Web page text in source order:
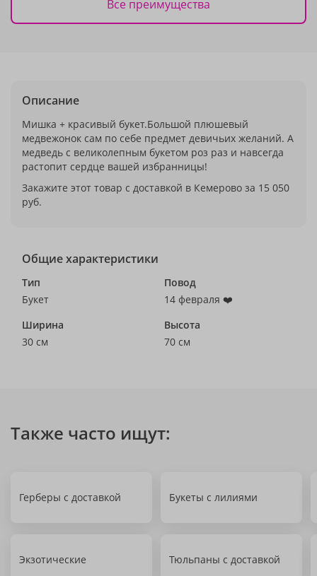
Все преимущества
Описание
Мишка + красивый букет.Большой плюшевый
медвежонок сам по себе предмет девичьих желаний. А
медведь с великолепным букетом роз раз и навсегда
растопит сердце вашей избранницы!
Закажите этот товар с доставкой в Кемерово за 15 050
руб.
Общие характеристики
Тип
Букет
Повод
14 февраля ❤️
Ширина
30 см
Высота
70 см
Также часто ищут:
Герберы с доставкой Букеты с лилиями
Экзотические Тюльпаны с доставкой